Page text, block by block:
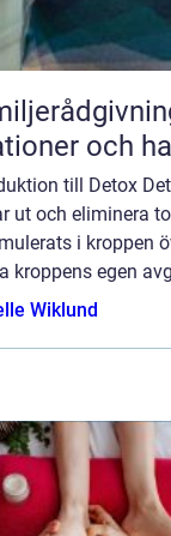
och
till Detox
ut och eliminera
i kroppen
kroppens egen
Wiklund